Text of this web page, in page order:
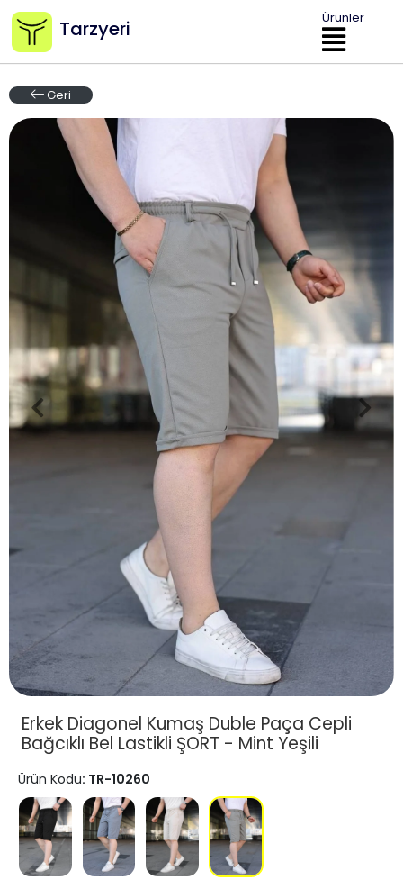
Tarzyeri Ürünler
Geri
Erkek Diagonel Kumaş Duble Paça Cepli
Bağcıklı Bel Lastikli ŞORT - Mint Yeşili
Ürün Kodu: TR-10260